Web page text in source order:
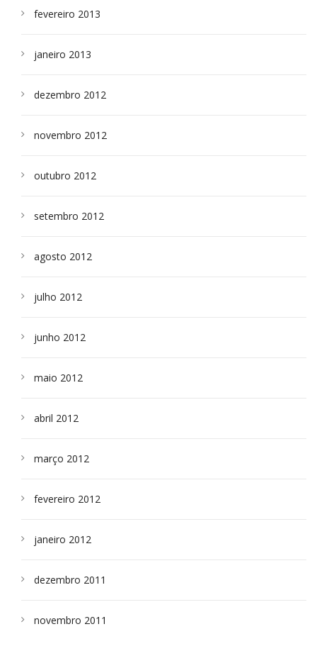
fevereiro 2013
janeiro 2013
dezembro 2012
novembro 2012
outubro 2012
setembro 2012
agosto 2012
julho 2012
junho 2012
maio 2012
abril 2012
março 2012
fevereiro 2012
janeiro 2012
dezembro 2011
novembro 2011